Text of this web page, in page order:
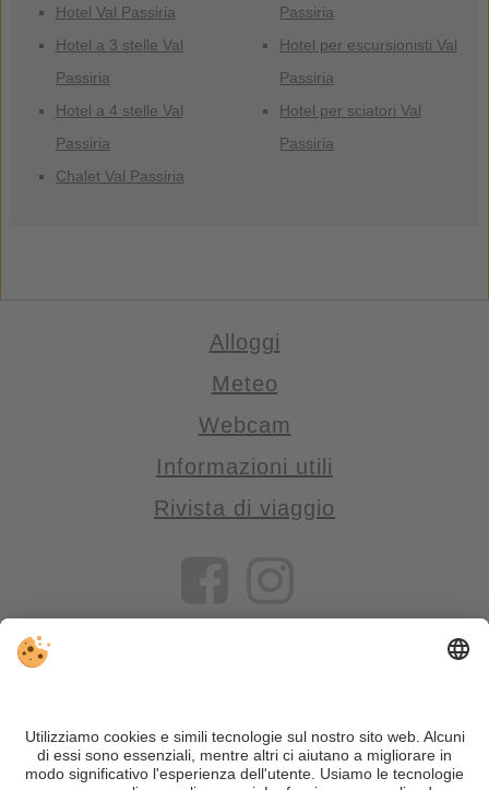
Hotel Val Passiria
Hotel a 3 stelle Val
Passiria
Hotel a 4 stelle Val
Passiria
Chalet Val Passiria
Passiria
Hotel per escursionisti Val
Passiria
Hotel per sciatori Val
Passiria
Alloggi
Meteo
Webcam
Informazioni utili
Rivista di viaggio
VIVOSüdtirol è il portale di viaggio per chi desidera vivere il
Trentino Alto Adige davvero – con consigli autentici, alloggi e